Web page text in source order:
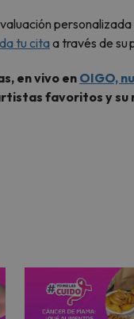
tu citaa través de su
en vivo enOIGO,
favoritos y su